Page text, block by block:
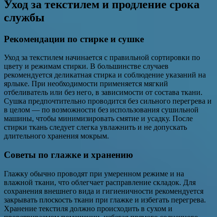
Уход за текстилем и продление срока
службы
Рекомендации по стирке и сушке
Уход за текстилем начинается с правильной сортировки по
цвету и режимам стирки. В большинстве случаев
рекомендуется деликатная стирка и соблюдение указаний на
ярлыке. При необходимости применяется мягкий
отбеливатель или без него, в зависимости от состава ткани.
Сушка предпочтительно проводится без сильного перегрева и
в целом — по возможности без использования сушильной
машины, чтобы минимизировать смятие и усадку. После
стирки ткань следует слегка увлажнить и не допускать
длительного хранения мокрым.
Советы по глажке и хранению
Глажку обычно проводят при умеренном режиме и на
влажной ткани, что облегчает расправление складок. Для
сохранения внешнего вида и гигиеничности рекомендуется
закрывать плоскость ткани при глажке и избегать перегрева.
Хранение текстиля должно происходить в сухом и